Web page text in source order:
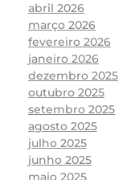
abril 2026
março 2026
fevereiro 2026
janeiro 2026
dezembro 2025
outubro 2025
setembro 2025
agosto 2025
julho 2025
junho 2025
maio 2025